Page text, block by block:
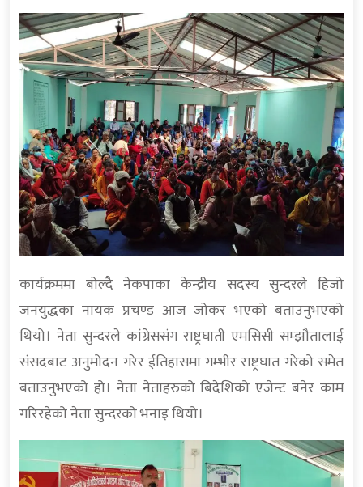
कार्यक्रममा बोल्दै नेकपाका केन्द्रीय सदस्य सुन्दरले हिजो
जनयुद्धका नायक प्रचण्ड आज जोकर भएको बताउनुभएको
थियो। नेता सुन्दरले कांग्रेससंग राष्ट्रघाती एमसिसी सम्झौतालाई
संसदबाट अनुमोदन गरेर ईतिहासमा गम्भीर राष्ट्रघात गरेको समेत
बताउनुभएको हो। नेता नेताहरुको बिदेशिको एजेन्ट बनेर काम
गरिरहेको नेता सुन्दरको भनाइ थियो।